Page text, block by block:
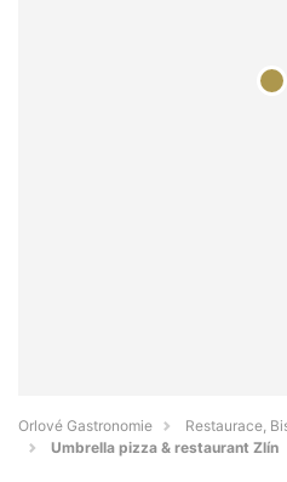
Orlové Gastronomie
Restaurace,
Umbrella pizza & restaurant Zlín